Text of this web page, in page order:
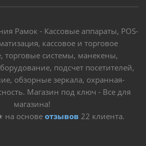
Рамок - Кассовые аппараты, POS-
кассовое и торговое
торговые системы, манекены,
подсчет посетителей,
обзорные зеркала, охранная-
Магазин под ключ - Все для
магазина!
на основе отзывов 22 клиента.